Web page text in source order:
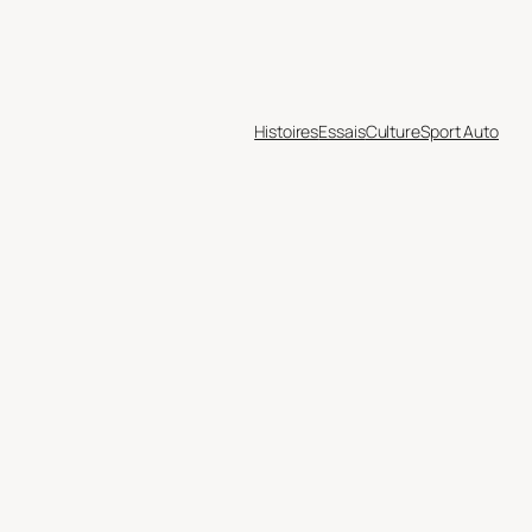
HistoiresEssaisCultureSport Auto